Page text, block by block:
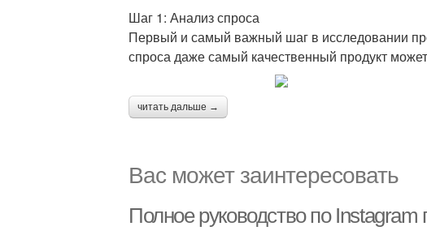
Шаг 1: Анализ спроса
Первый и самый важный шаг в исследовании
спроса даже самый качественный продукт
читать дальше →
Вас может заинтересовать
Полное руководство по